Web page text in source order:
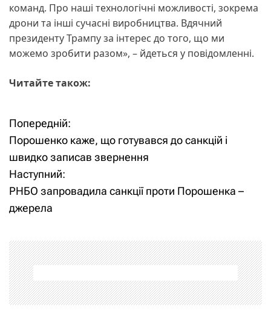
команд. Про наші технологічні можливості, зокрема
дрони та інші сучасні виробництва. Вдячний
президенту Трампу за інтерес до того, що ми
можемо зробити разом», – йдеться у повідомленні.
Читайте також:
Н
а
в
і
а
ц
і
Попередній:
Порошенко каже, що готувався до санкцій і
швидко записав звернення
Наступний:
РНБО запровадила санкції проти Порошенка –
джерела